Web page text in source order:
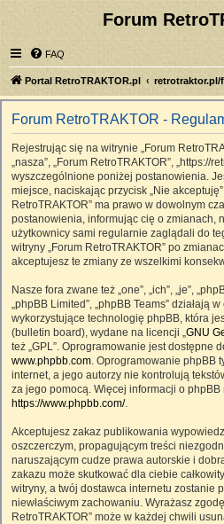
Forum
FAQ
Portal RetroTRAKTOR.pl retrotraktor.pl/
Forum RetroTRAKTOR -
Rejestrując się na witrynie „Forum
„nasza”, „Forum RetroTRAKTOR”, „https://
wyszczególnione poniżej postanowienia.
miejsce, naciskając przycisk „Nie
RetroTRAKTOR” ma prawo w dowolnym
postanowienia, informując cię o zmianach,
użytkownicy sami regularnie zaglądali do
witryny „Forum RetroTRAKTOR” po
akceptujesz te zmiany ze wszelkimi
Nasze fora zwane też „one”, „ich”, „je”,
„phpBB Limited”, „phpBB Teams” działają
wykorzystujące technologię phpBB, która
(bulletin board), wydane na licencji „GNU
też „GPL”. Oprogramowanie jest dostępne
www.phpbb.com. Oprogramowanie phpBB
internet, a jego autorzy nie kontrolują
za jego pomocą. Więcej informacji o
https://www.phpbb.com/.
Akceptujesz zakaz publikowania
oszczerczym, propagującym treści
naruszającym cudze prawa autorskie i
zakazu może skutkować dla ciebie
witryny, a twój dostawca internetu zostanie
niewłaściwym zachowaniu. Wyrażasz
RetroTRAKTOR” może w każdej chwili